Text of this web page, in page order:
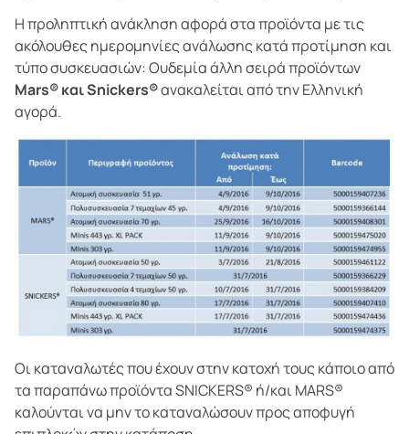
Η προληπτική ανάκληση αφορά στα προϊόντα με τις
ακόλουθες ημερομηνίες ανάλωσης κατά προτίμηση και
τύπο συσκευασιών: Ουδεμία άλλη σειρά προϊόντων
Mars® και Snickers®ανακαλείται από την Ελληνική
αγορά.
Οι καταναλωτές που έχουν στην κατοχή τους κάποιο από
τα παραπάνω προϊόντα SNICKERS® ή/και MARS®
καλούνται να μην το καταναλώσουν προς αποφυγή